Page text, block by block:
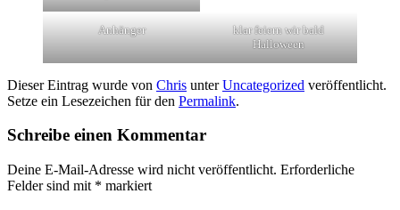
Anhänger
klar feiern wir bald
Halloween
Dieser Eintrag wurde von Chris unterUncategorized veröffentlicht.
Setze ein Lesezeichen für den Permalink.
Schreibe einen Kommentar
Deine E-Mail-Adresse wird nicht veröffentlicht. Erforderliche
Felder sind mit * markiert